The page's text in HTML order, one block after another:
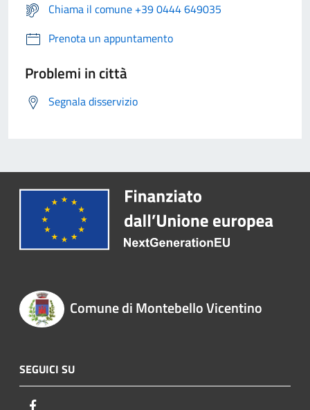
Chiama il comune +39 0444 649035
Prenota un appuntamento
Problemi in città
Segnala disservizio
Comune di Montebello Vicentino
SEGUICI SU